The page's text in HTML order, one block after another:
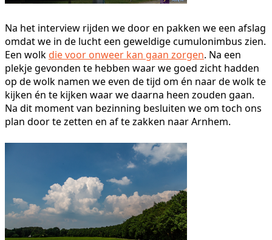
Na het interview rijden we door en pakken we een afslag
omdat we in de lucht een geweldige cumulonimbus zien.
Een wolkdie voor onweer kan gaan zorgen. Na een
plekje gevonden te hebben waar we goed zicht hadden
op de wolk namen we even de tijd om én naar de wolk te
kijken én te kijken waar we daarna heen zouden gaan.
Na dit moment van bezinning besluiten we om toch ons
plan door te zetten en af te zakken naar Arnhem.